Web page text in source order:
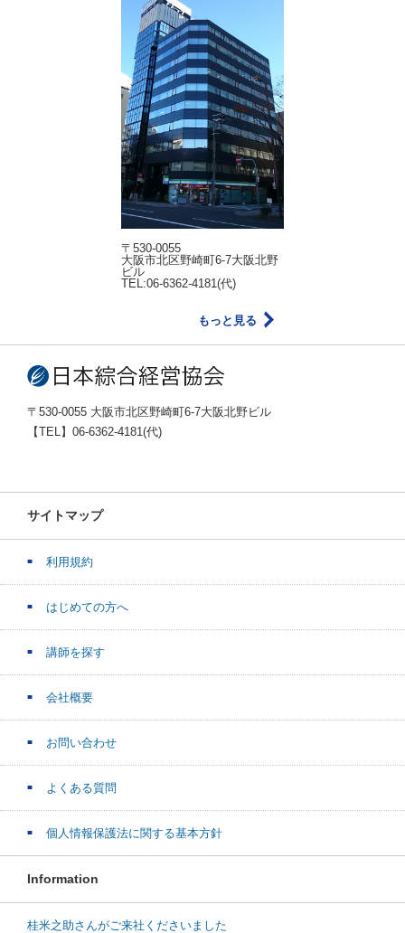
〒530-0055
大阪市北区野崎町6-7大阪北野
ビル
TEL:06-6362-4181(代)
もっと見る
〒530-0055 大阪市北区野崎町6-7大阪北野ビル
【TEL】06-6362-4181(代)
サイトマップ
利用規約
はじめての方へ
講師を探す
会社概要
お問い合わせ
よくある質問
個人情報保護法に関する基本方針
Information
桂米之助さんがご来社くださいました